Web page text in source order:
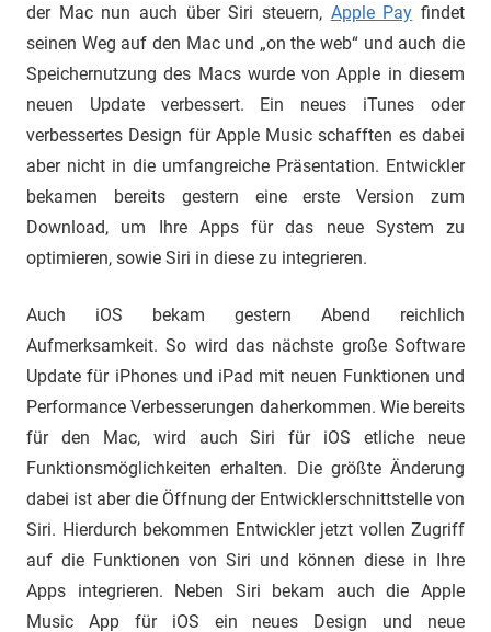
der Mac nun auch über Siri steuern, Apple Pay findet
seinen Weg auf den Mac und „on the web“ und auch die
Speichernutzung des Macs wurde von Apple in diesem
neuen Update verbessert. Ein neues iTunes oder
verbessertes Design für Apple Music schafften es dabei
aber nicht in die umfangreiche Präsentation. Entwickler
bekamen bereits gestern eine erste Version zum
Download, um Ihre Apps für das neue System zu
optimieren, sowie Siri in diese zu integrieren.
Auch iOS bekam gestern Abend reichlich
Aufmerksamkeit. So wird das nächste große Software
Update für iPhones und iPad mit neuen Funktionen und
Performance Verbesserungen daherkommen. Wie bereits
für den Mac, wird auch Siri für iOS etliche neue
Funktionsmöglichkeiten erhalten. Die größte Änderung
dabei ist aber die Öffnung der Entwicklerschnittstelle von
Siri. Hierdurch bekommen Entwickler jetzt vollen Zugriff
auf die Funktionen von Siri und können diese in Ihre
Apps integrieren. Neben Siri bekam auch die Apple
Music App für iOS ein neues Design und neue